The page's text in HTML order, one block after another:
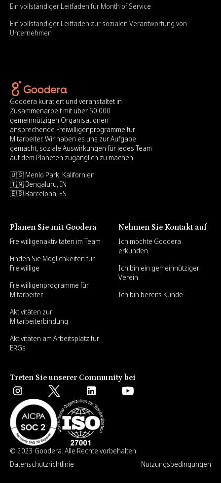
Ein vollständiger Leitfaden für Month of Service
Ein vollständiger Leitfaden zur sozialen Verantwortung von
Unternehmen
Goodera kuratiert und veranstaltet in
Zusammenarbeit mit über 50.000
gemeinnützigen Organisationen
ansprechende Freiwilligenprogramme für
Mitarbeiter. Wir haben es uns zur Aufgabe
gemacht, soziale Auswirkungen für jedes Team
auf dem Planeten zugänglich zu machen.
🇺🇸 Menlo Park, Kalifornien
🇮🇳 Bengaluru, IN
🇪🇸 Barcelona, ES
Planen Sie mit Goodera
Freiwilligenaktivitäten im Team
Finden Sie Möglichkeiten für
Freiwillige
Freiwilligenprogramme für
Mitarbeiter
Aktivitäten zur
Mitarbeiterbindung
Aktivitäten am Arbeitsplatz für
ERGs
Nehmen Sie Kontakt auf
Ich möchte Goodera
erkunden
Ich bin ein gemeinnütziger
Verein
Ich bin bereits Kunde
Treten Sie unserer Community bei
© 2023 Goodera. Alle Rechte vorbehalten.
Datenschutzrichtlinie
Nutzungsbedingungen